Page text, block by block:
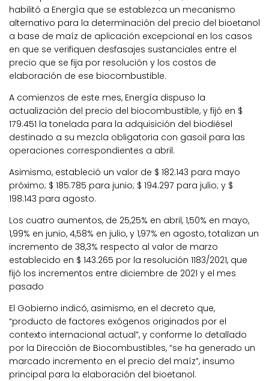
habilitó a Energía que se establezca un mecanismo
alternativo para la determinación del precio del bioetanol
a base de maíz de aplicación excepcional en los casos
en que se verifiquen desfasajes sustanciales entre el
precio que se fija por resolución y los costos de
elaboración de ese biocombustible.
A comienzos de este mes, Energía dispuso la
actualización del precio del biocombustible, y fijó en $
179.451 la tonelada para la adquisición del biodiésel
destinado a su mezcla obligatoria con gasoil para las
operaciones correspondientes a abril.
Asimismo, estableció un valor de $ 182.143 para mayo
próximo; $ 185.785 para junio; $ 194.297 para julio; y $
198.143 para agosto.
Los cuatro aumentos, de 25,25% en abril, 1,50% en mayo,
1,99% en junio, 4,58% en julio, y 1,97% en agosto, totalizan un
incremento de 38,3% respecto al valor de marzo
establecido en $ 143.265 por la resolución 1183/2021, que
fijó los incrementos entre diciembre de 2021 y el mes
pasado
El Gobierno indicó, asimismo, en el decreto que,
“producto de factores exógenos originados por el
contexto internacional actual”, y conforme lo detallado
por la Dirección de Biocombustibles, “se ha generado un
marcado incremento en el precio del maíz”, insumo
principal para la elaboración del bioetanol.